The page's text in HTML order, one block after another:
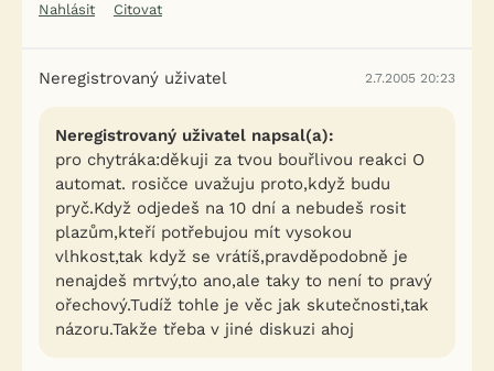
Nahlásit Citovat
Neregistrovaný uživatel 2.7.2005 20:23
Neregistrovaný uživatel napsal(a):
pro chytráka:děkuji za tvou bouřlivou reakci O
automat. rosičce uvažuju proto,když budu
pryč.Když odjedeš na 10 dní a nebudeš rosit
plazům,kteří potřebujou mít vysokou
vlhkost,tak když se vrátíš,pravděpodobně je
nenajdeš mrtvý,to ano,ale taky to není to pravý
ořechový.Tudíž tohle je věc jak skutečnosti,tak
názoru.Takže třeba v jiné diskuzi ahoj